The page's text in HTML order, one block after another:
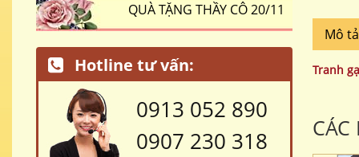
Mô
Tranh
QUÀ TẶNG THẦY CÔ 20/11
Hotline tư vấn:
0913 052 890
0907 230 318